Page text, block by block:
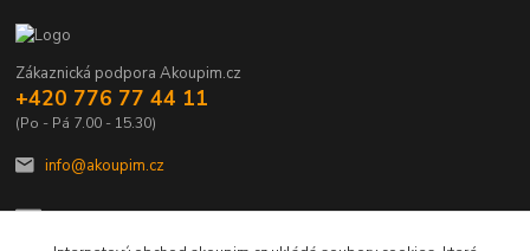
Zákaznická podpora Akoupim.cz
+420 776 77 44 11
(Po - Pá 7.00 - 15.30)
info@akoupim.cz